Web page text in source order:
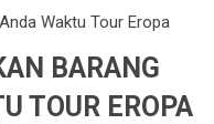
Waktu Tour Eropa
BARANG
TOUR EROPA